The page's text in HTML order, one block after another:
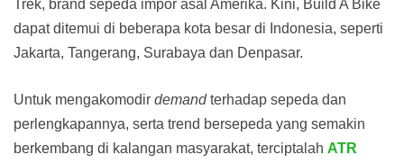
Trek, brand sepeda impor asal Amerika. Kini, Build A Bike
dapat ditemui di beberapa kota besar di Indonesia, seperti
Jakarta, Tangerang, Surabaya dan Denpasar.
Untuk mengakomodir demandterhadap sepeda dan
perlengkapannya, serta trend bersepeda yang semakin
berkembang di kalangan masyarakat, terciptalah ATR